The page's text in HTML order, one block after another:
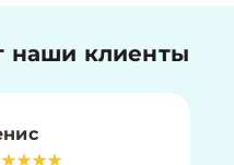
наши клиенты